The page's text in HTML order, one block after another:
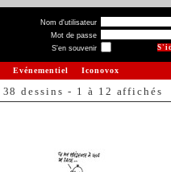
Nom d'utilisateur
Mot de passe
S'en souvenir
Evénementiel Iconovox
38 dessins - 1 à 12 affichés